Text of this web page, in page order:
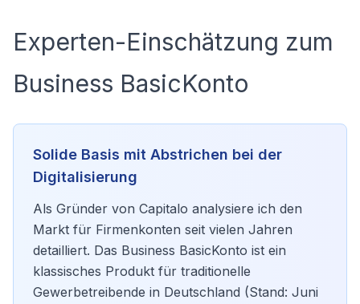
Experten-Einschätzung zum
Business BasicKonto
Solide Basis mit Abstrichen bei der
Digitalisierung
Als Gründer von Capitalo analysiere ich den
Markt für Firmenkonten seit vielen Jahren
detailliert. Das Business BasicKonto ist ein
klassisches Produkt für traditionelle
Gewerbetreibende in Deutschland (Stand: Juni